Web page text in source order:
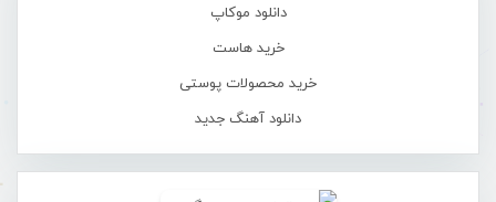
دانلود موکاپ
خرید هاست
خرید محصولات پوستی
دانلود آهنگ جدید